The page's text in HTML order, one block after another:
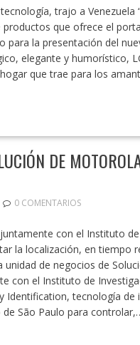
trajo a Venezuela
que ofrece el
la presentación del
elegante y humorístico,
que trae para los
DE
0 COMENTARIOS
con el Instituto
la localización, en tiempo
de negocios de
con el Instituto de
Identification, tecnología de
São Paulo para